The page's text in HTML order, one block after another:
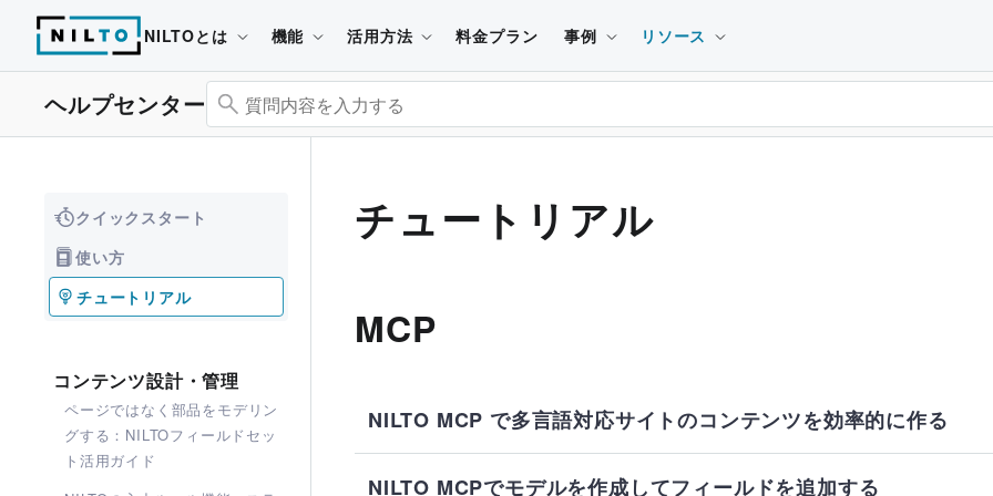
NILTOとは 機能 活用方法 料金プラン 事例 リソース
ヘルプセンター
クイックスタート
使い方
チュートリアル
コンテンツ設計・管理
ページではなく部品をモデリン
グする：NILTOフィールドセッ
ト活用ガイド
チュートリアル
MCP
NILTO MCP で多言語対応サイトのコンテンツを効率的に作る
NILTO MCPでモデルを作成してフィールドを追加する